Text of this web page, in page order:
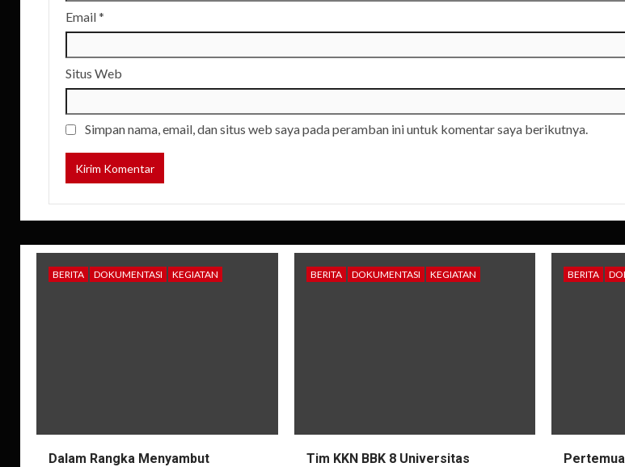
Email*
Situs Web
Simpan nama, email, dan situs web saya pada peramban ini untuk komentar saya berikutnya.
BERITA DOKUMENTASI KEGIATAN
Dalam Rangka Menyambut
BERITA DOKUMENTASI KEGIATAN
Tim KKN BBK 8 Universitas
BERITA